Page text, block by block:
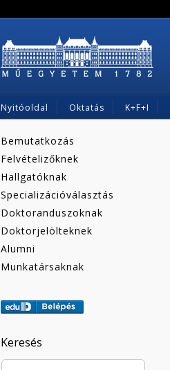
Nyitóoldal Oktatás K+F+I
Bemutatkozás
Felvételizőknek
Hallgatóknak
Specializációválasztás
Doktoranduszoknak
Doktorjelölteknek
Alumni
Munkatársaknak
Keresés